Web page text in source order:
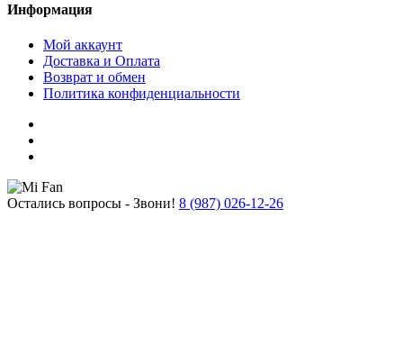
Информация
Мой аккаунт
Доставка и Оплата
Возврат и обмен
Политика конфиденциальности
Остались вопросы - Звони! 8 (987) 026-12-26